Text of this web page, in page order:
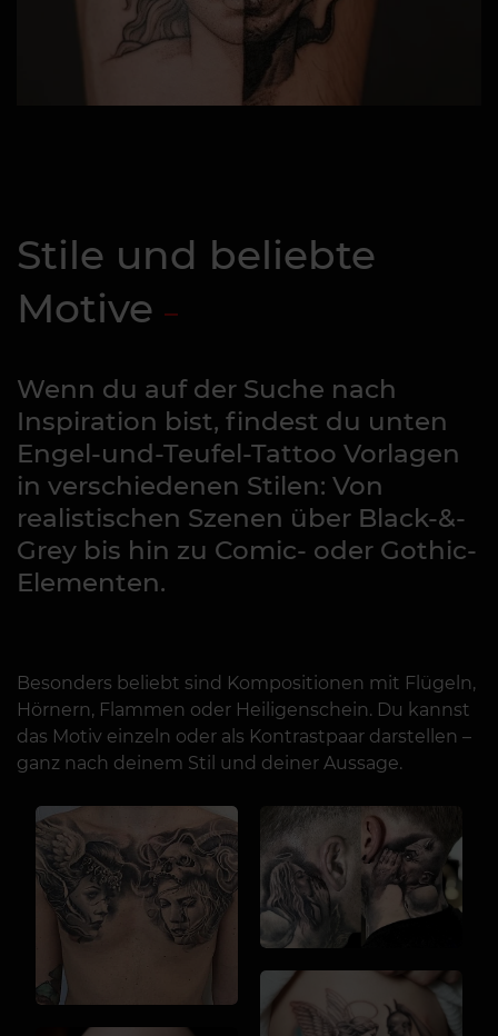
Stile und beliebte
Motive
Wenn du auf der Suche nach
Inspiration bist, findest du unten
Engel-und-Teufel-Tattoo Vorlagen
in verschiedenen Stilen: Von
realistischen Szenen über Black-&-
Grey bis hin zu Comic- oder Gothic-
Elementen.
Besonders beliebt sind Kompositionen mit Flügeln,
Hörnern, Flammen oder Heiligenschein. Du kannst
das Motiv einzeln oder als Kontrastpaar darstellen –
ganz nach deinem Stil und deiner Aussage.